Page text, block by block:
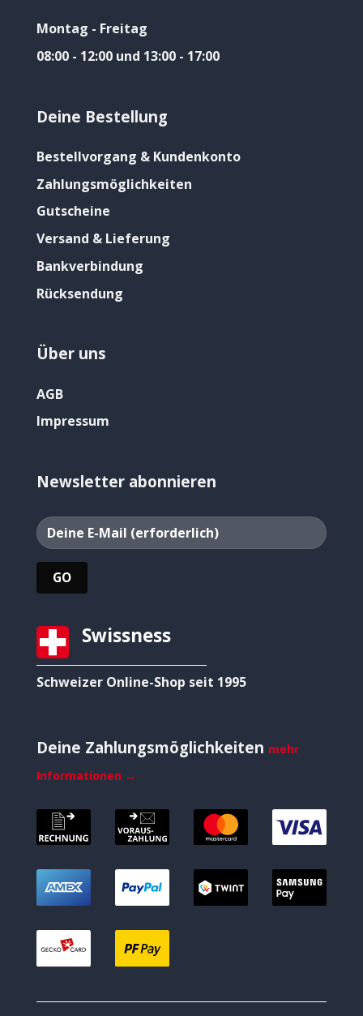
Montag - Freitag
08:00 - 12:00 und 13:00 - 17:00
Deine Bestellung
Bestellvorgang & Kundenkonto
Zahlungsmöglichkeiten
Gutscheine
Versand & Lieferung
Bankverbindung
Rücksendung
Über uns
AGB
Impressum
Newsletter abonnieren
Swissness
Schweizer Online-Shop seit 1995
Deine Zahlungsmöglichkeiten mehr
Informationen →